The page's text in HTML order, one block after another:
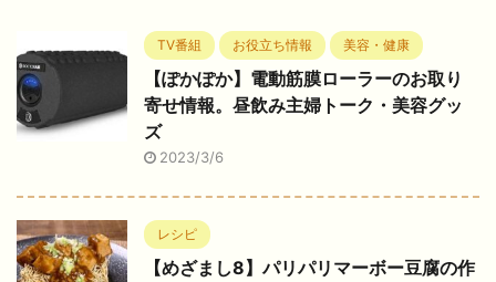
TV番組 お役立ち情報 美容・健康
【ぽかぽか】電動筋膜ローラーのお取り
寄せ情報。昼飲み主婦トーク・美容グッ
ズ
2023/3/6
レシピ
【めざまし8】パリパリマーボー豆腐の作